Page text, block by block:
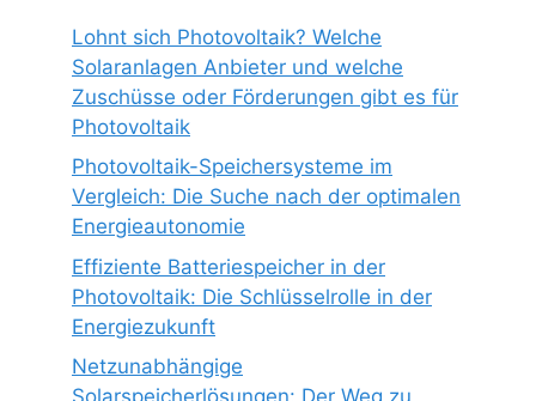
Lohnt sich Photovoltaik? Welche
Solaranlagen Anbieter und welche
Zuschüsse oder Förderungen gibt es für
Photovoltaik
Photovoltaik-Speichersysteme im
Vergleich: Die Suche nach der optimalen
Energieautonomie
Effiziente Batteriespeicher in der
Photovoltaik: Die Schlüsselrolle in der
Energiezukunft
Netzunabhängige
Solarspeicherlösungen: Der Weg zu